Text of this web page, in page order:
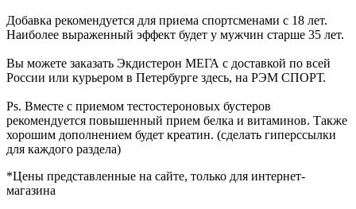
Добавка рекомендуется для приема спортсменами с 18 лет.
Наиболее выраженный эффект будет у мужчин старше 35 лет.
Вы можете заказать Экдистерон МЕГА с доставкой по всей
России или курьером в Петербурге здесь, на РЭМ СПОРТ.
Ps. Вместе с приемом тестостероновых бустеров
рекомендуется повышенный прием белка и витаминов. Также
хорошим дополнением будет креатин. (сделать гиперссылки
для каждого раздела)
*Цены представленные на сайте, только для интернет-
магазина